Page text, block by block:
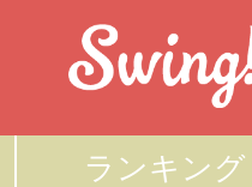
ランキング